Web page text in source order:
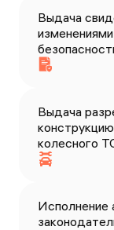
Выдача
Выдача
колесного
Исполнение